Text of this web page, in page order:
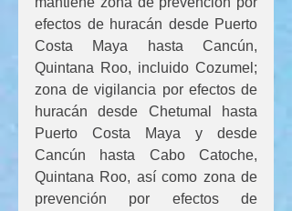
efectos de huracán desde Puerto
Costa Maya hasta Cancún,
Quintana Roo, incluido Cozumel;
zona de vigilancia por efectos de
huracán desde Chetumal hasta
Puerto Costa Maya y desde
Cancún hasta Cabo Catoche,
Quintana Roo, así como zona de
prevención por efectos de